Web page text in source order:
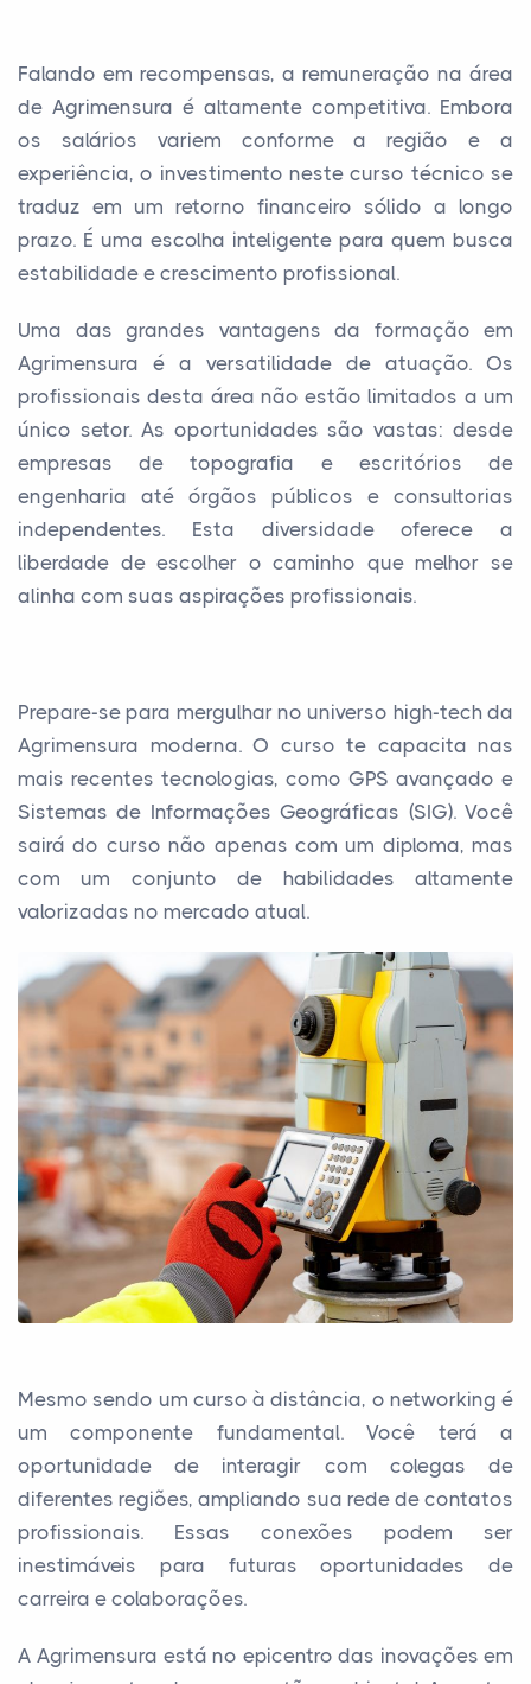
Falando em recompensas, a remuneração na área
de Agrimensura é altamente competitiva. Embora
os salários variem conforme a região e a
experiência, o investimento neste curso técnico se
traduz em um retorno financeiro sólido a longo
prazo. É uma escolha inteligente para quem busca
estabilidade e crescimento profissional.
Uma das grandes vantagens da formação em
Agrimensura é a versatilidade de atuação. Os
profissionais desta área não estão limitados a um
único setor. As oportunidades são vastas: desde
empresas de topografia e escritórios de
engenharia até órgãos públicos e consultorias
independentes. Esta diversidade oferece a
liberdade de escolher o caminho que melhor se
alinha com suas aspirações profissionais.
Prepare-se para mergulhar no universo high-tech da
Agrimensura moderna. O curso te capacita nas
mais recentes tecnologias, como GPS avançado e
Sistemas de Informações Geográficas (SIG). Você
sairá do curso não apenas com um diploma, mas
com um conjunto de habilidades altamente
valorizadas no mercado atual.
Mesmo sendo um curso à distância, o networking é
um componente fundamental. Você terá a
oportunidade de interagir com colegas de
diferentes regiões, ampliando sua rede de contatos
profissionais. Essas conexões podem ser
inestimáveis para futuras oportunidades de
carreira e colaborações.
A Agrimensura está no epicentro das inovações em